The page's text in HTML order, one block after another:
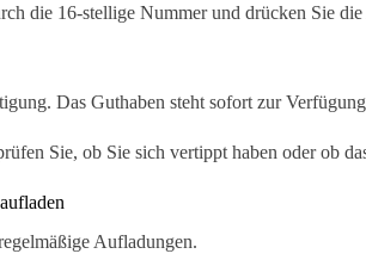
die 16-stellige Nummer und drücken Sie
Das Guthaben steht sofort zur
Sie, ob Sie sich vertippt haben oder ob
Aufladungen.